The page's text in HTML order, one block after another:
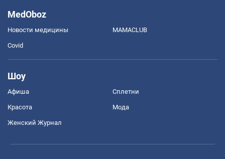
MedOboz
Новости медицины MAMACLUB
Covid
Шоу
Афиша Сплетни
Красота Мода
Женский Журнал